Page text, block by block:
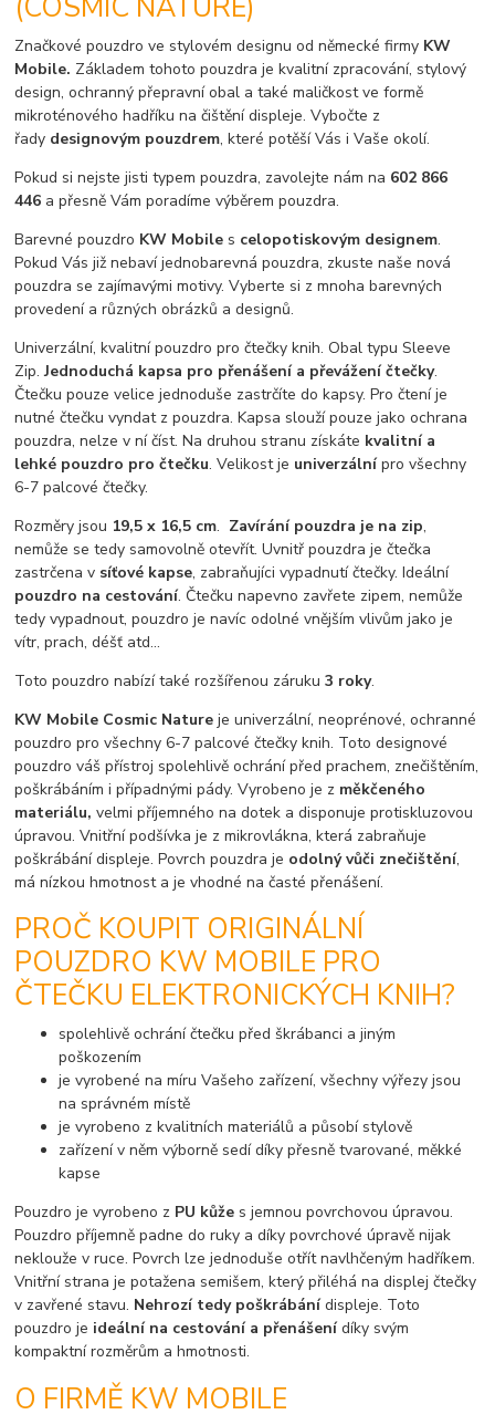
(COSMIC NATURE)
Značkové pouzdro ve stylovém designu od německé firmy KW
Mobile. Základem tohoto pouzdra je kvalitní zpracování, stylový
design, ochranný přepravní obal a také maličkost ve formě
mikroténového hadříku na čištění displeje. Vybočte z
řady designovým pouzdrem, které potěší Vás i Vaše okolí.
Pokud si nejste jisti typem pouzdra, zavolejte nám na 602 866
446 a přesně Vám poradíme výběrem pouzdra.
Barevné pouzdro KW Mobile s celopotiskovým designem.
Pokud Vás již nebaví jednobarevná pouzdra, zkuste naše nová
pouzdra se zajímavými motivy. Vyberte si z mnoha barevných
provedení a různých obrázků a designů.
Univerzální, kvalitní pouzdro pro čtečky knih. Obal typu Sleeve
Zip.Jednoduchá kapsa pro přenášení a převážení čtečky.
Čtečku pouze velice jednoduše zastrčíte do kapsy. Pro čtení je
nutné čtečku vyndat z pouzdra. Kapsa slouží pouze jako ochrana
pouzdra, nelze v ní číst. Na druhou stranu získáte kvalitní a
lehké pouzdro pro čtečku. Velikost je univerzálnípro všechny
6-7 palcové čtečky.
Rozměry jsou 19,5 x 16,5 cm. Zavírání pouzdra je na zip,
nemůže se tedy samovolně otevřít. Uvnitř pouzdra je čtečka
zastrčena v síťové kapse, zabraňujíci vypadnutí čtečky. Ideální
pouzdro na cestování. Čtečku napevno zavřete zipem, nemůže
tedy vypadnout, pouzdro je navíc odolné vnějším vlivům jako je
vítr, prach, déšť atd...
Toto pouzdro nabízí také rozšířenou záruku3 roky.
KW Mobile Cosmic Nature je univerzální, neoprénové, ochranné
pouzdro pro všechny 6-7 palcové čtečky knih. Toto designové
pouzdro váš přístroj spolehlivě ochrání před prachem, znečištěním,
poškrábáním i případnými pády. Vyrobeno je z měkčeného
materiálu, velmi příjemného na dotek a disponuje protiskluzovou
úpravou. Vnitřní podšívka je z mikrovlákna, která zabraňuje
poškrábání displeje. Povrch pouzdra je odolný vůči znečištění,
má nízkou hmotnost a je vhodné na časté přenášení.
PROČ KOUPIT ORIGINÁLNÍ
POUZDRO KW MOBILE PRO
ČTEČKU ELEKTRONICKÝCH KNIH?
spolehlivě ochrání čtečku před škrábanci a jiným
poškozením
je vyrobené na míru Vašeho zařízení, všechny výřezy jsou
na správném místě
je vyrobeno z kvalitních materiálů a působí stylově
zařízení v něm výborně sedí díky přesně tvarované, měkké
kapse
Pouzdro je vyrobeno z PU kůže s jemnou povrchovou úpravou.
Pouzdro příjemně padne do ruky a díky povrchové úpravě nijak
neklouže v ruce. Povrch lze jednoduše otřít navlhčeným hadříkem.
Vnitřní strana je potažena semišem, který přiléhá na displej čtečky
v zavřené stavu. Nehrozí tedy poškrábánídispleje. Toto
pouzdro je ideální na cestování a přenášenídíky svým
kompaktní rozměrům a hmotnosti.
O FIRMĚ KW MOBILE